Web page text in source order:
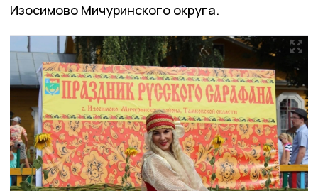
Изосимово Мичуринского округа.